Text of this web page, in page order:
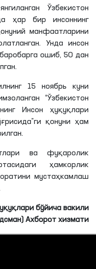
борасидаги янги
эътиборини
тадбирда сенатор ва
маҳаллий ҳокимият
қилувчи
органлар ва
иштирок
Ўзбекистон
ҳар бир инсоннинг
манфаатларини
Унда инсон